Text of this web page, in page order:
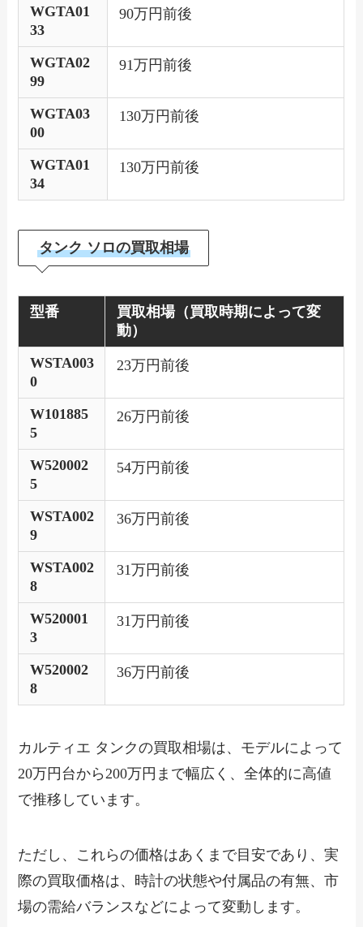
WGTA01
33
90万円前後
WGTA02
99
91万円前後
WGTA03
00
130万円前後
WGTA01
34
130万円前後
タンク ソロの買取相場
型番
買取相場（買取時期によって変
動）
WSTA003
0
23万円前後
W101885
5
26万円前後
W520002
5
54万円前後
WSTA002
9
36万円前後
WSTA002
8
31万円前後
W520001
3
31万円前後
W520002
8
36万円前後
カルティエ タンクの買取相場は、モデルによって
20万円台から200万円まで幅広く、全体的に高値
で推移しています。
ただし、これらの価格はあくまで目安であり、実
際の買取価格は、時計の状態や付属品の有無、市
場の需給バランスなどによって変動します。